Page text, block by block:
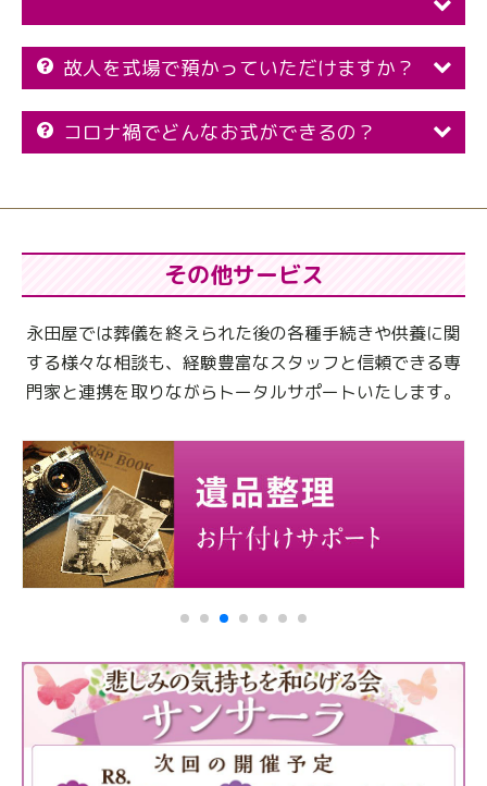
故人を式場で預かっていただけますか？
コロナ禍でどんなお式ができるの？
その他サービス
永田屋では葬儀を終えられた後の各種手続きや供養に関
する様々な相談も、 経験豊富なスタッフと信頼できる専
門家と連携を取りながらトータルサポートいたします。